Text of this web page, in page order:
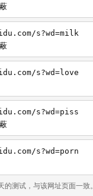
s?wd=milk
s?wd=love
s?wd=piss
s?wd=porn
测试，与该网址页面一致。